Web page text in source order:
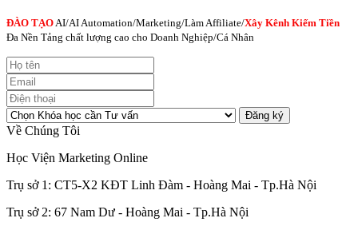
ĐÀO TẠOAI/AI Automation/Marketing/Làm Affiliate/Xây Kênh Kiếm Tiền
Đa Nền Tảng chất lượng cao cho Doanh Nghiệp/Cá Nhân
Đăng ký
Về Chúng Tôi
Học Viện Marketing Online
Trụ sở 1: CT5-X2 KĐT Linh Đàm - Hoàng Mai - Tp.Hà Nội
Trụ sở 2: 67 Nam Dư - Hoàng Mai - Tp.Hà Nội